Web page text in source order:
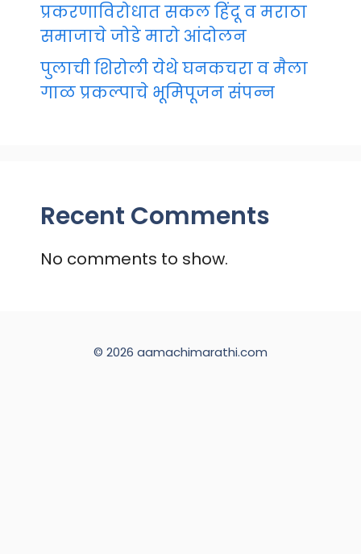
प्रकरणाविरोधात सकल हिंदू व मराठा
समाजाचे जोडे मारो आंदोलन
पुलाची शिरोली येथे घनकचरा व मैला
गाळ प्रकल्पाचे भूमिपूजन संपन्न
Recent Comments
No comments to show.
© 2026 aamachimarathi.com